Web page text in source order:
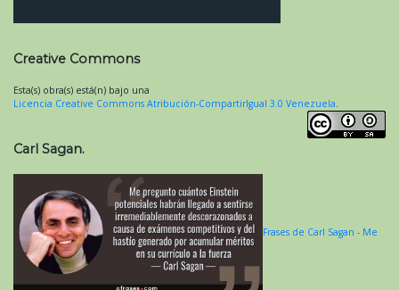
Creative Commons
Esta(s) obra(s) está(n) bajo una
Licencia Creative Commons Atribución-CompartirIgual 3.0 Venezuela.
Carl Sagan.
Frases de Carl Sagan - Me